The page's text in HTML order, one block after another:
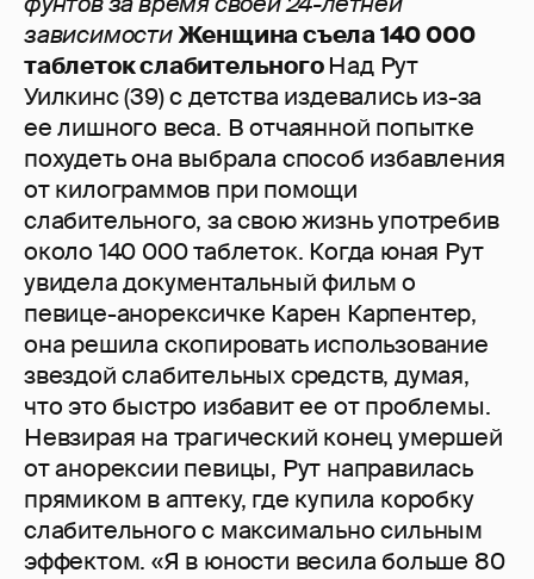
зависимостиЖенщина съела 140 000
таблеток слабительногоНад Рут
Уилкинс (39) с детства издевались из-за
ее лишного веса. В отчаянной попытке
похудеть она выбрала способ избавления
от килограммов при помощи
слабительного, за свою жизнь употребив
около 140 000 таблеток. Когда юная Рут
увидела документальный фильм о
певице-анорексичке Карен Карпентер,
она решила скопировать использование
звездой слабительных средств, думая,
что это быстро избавит ее от проблемы.
Невзирая на трагический конец умершей
от анорексии певицы, Рут направилась
прямиком в аптеку, где купила коробку
слабительного с максимально сильным
эффектом. «Я в юности весила больше 80